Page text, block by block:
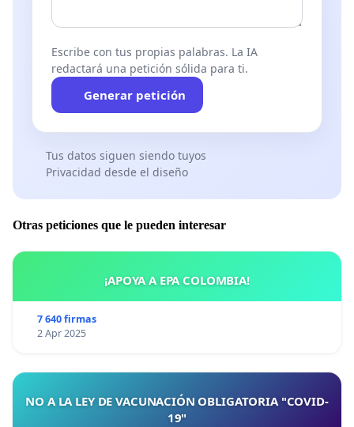
Escribe con tus propias palabras. La IA
redactará una petición sólida para ti.
Generar petición
Tus datos siguen siendo tuyos
Privacidad desde el diseño
Otras peticiones que le pueden interesar
¡APOYA A EPA COLOMBIA!
7 640 firmas
2 Apr 2025
NO A LA LEY DE VACUNACIÓN OBLIGATORIA "COVID-
19"